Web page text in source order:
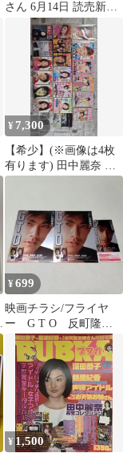
さん 6月14日 読売新聞
¥ 7,300
【希少】(※画像は4枚
有ります) 田中麗奈 雑
誌、クリアファイル
¥699
映画チラシ/フライヤ
ー G T O 反町隆史/
藤原紀香/田中麗奈
¥1,500